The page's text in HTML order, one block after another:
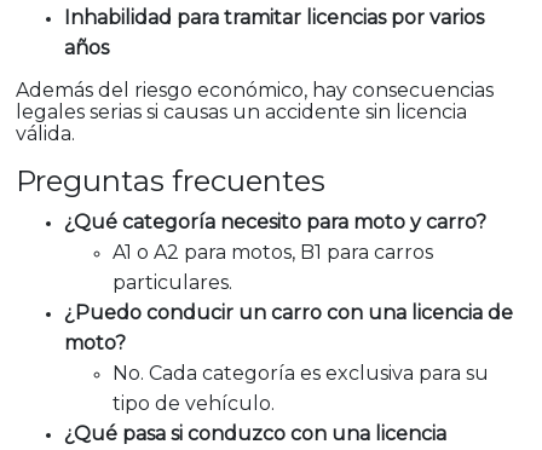
Inhabilidad para tramitar licencias por varios
años
Además del riesgo económico, hay consecuencias
legales serias si causas un accidente sin licencia
válida.
Preguntas frecuentes
¿Qué categoría necesito para moto y carro?
A1 o A2 para motos, B1 para carros
particulares.
¿Puedo conducir un carro con una licencia de
moto?
No. Cada categoría es exclusiva para su
tipo de vehículo.
¿Qué pasa si conduzco con una licencia